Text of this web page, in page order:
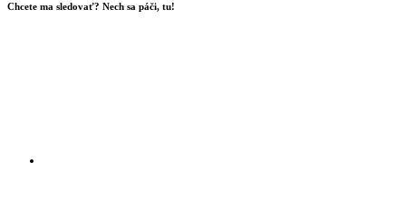
Chcete ma sledovať? Nech sa páči, tu!